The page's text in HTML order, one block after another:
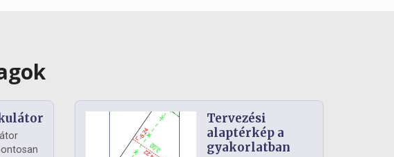
Tervezési
alaptérkép a
gyakorlatban